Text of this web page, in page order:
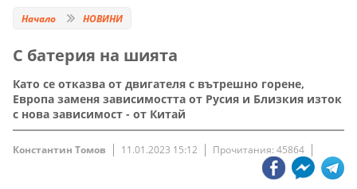
Начало НОВИНИ
С батерия на шията
Като се отказва от двигателя с вътрешно горене,
Европа заменя зависимостта от Русия и Близкия изток
с нова зависимост - от Китай
Константин Томов 11.01.2023 15:12 Прочитания: 45864